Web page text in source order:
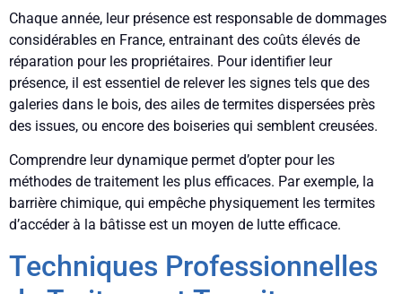
Chaque année, leur présence est responsable de dommages
considérables en France, entrainant des coûts élevés de
réparation pour les propriétaires. Pour identifier leur
présence, il est essentiel de relever les signes tels que des
galeries dans le bois, des ailes de termites dispersées près
des issues, ou encore des boiseries qui semblent creusées.
Comprendre leur dynamique permet d’opter pour les
méthodes de traitement les plus efficaces. Par exemple, la
barrière chimique, qui empêche physiquement les termites
d’accéder à la bâtisse est un moyen de lutte efficace.
Techniques Professionnelles